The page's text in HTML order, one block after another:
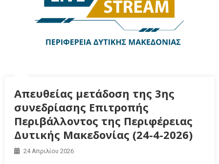
Απευθείας μετάδοση της 3ης
συνεδρίασης Επιτροπής
Περιβάλλοντος της Περιφέρειας
Δυτικής Μακεδονίας (24-4-2026)
24 Απριλίου 2026